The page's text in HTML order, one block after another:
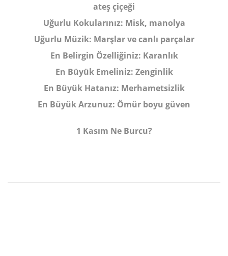
ateş çiçeği
Uğurlu Kokularınız: Misk, manolya
Uğurlu Müzik: Marşlar ve canlı parçalar
En Belirgin Özelliğiniz: Karanlık
En Büyük Emeliniz: Zenginlik
En Büyük Hatanız: Merhametsizlik
En Büyük Arzunuz: Ömür boyu güven
1 Kasım Ne Burcu?